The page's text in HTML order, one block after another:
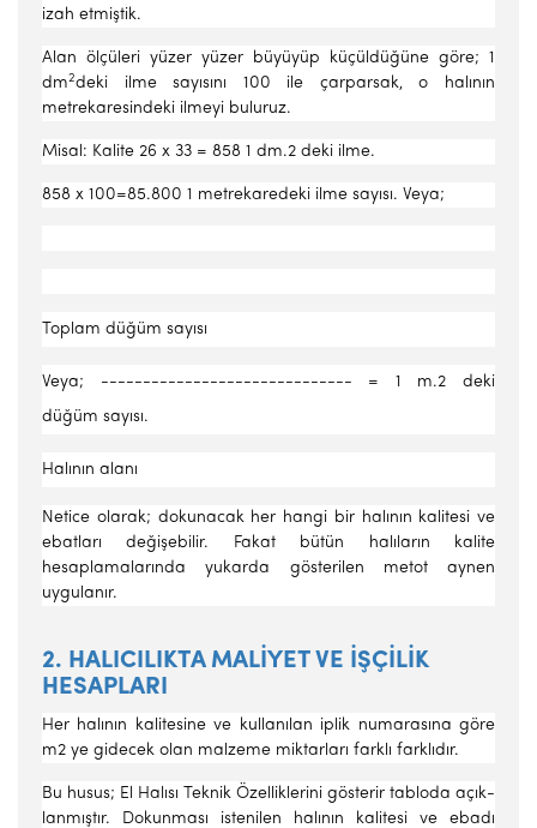
izah etmiştik.
Alan ölçüleri yüzer yüzer büyüyüp küçüldüğüne göre; 1
dm2deki ilme sayısını 100 ile çarparsak, o halının
metrekaresindeki ilmeyi buluruz.
Misal: Kalite 26 x 33 = 858 1 dm.2 deki ilme.
858 x 100=85.800 1 metrekaredeki ilme sayısı. Veya;
Toplam düğüm sayısı
Veya; ------------------------------ = 1 m.2 deki
düğüm sayısı.
Halının alanı
Netice olarak; dokunacak her hangi bir halının kalitesi ve
ebatla­rı değişebilir. Fakat bütün halıların kalite
hesaplamalarında yukarda gösterilen metot aynen
uygulanır.
2. HALICILIKTA MALİYET VE İŞÇİLİK
HESAPLARI
Her halının kalitesine ve kullanılan iplik numarasına göre
m2 ye gidecek olan malzeme miktarları farklı farklıdır.
Bu husus; El Halısı Teknik Özelliklerini gösterir tabloda açık­
lanmıştır. Dokunması istenilen halının kalitesi ve ebadı